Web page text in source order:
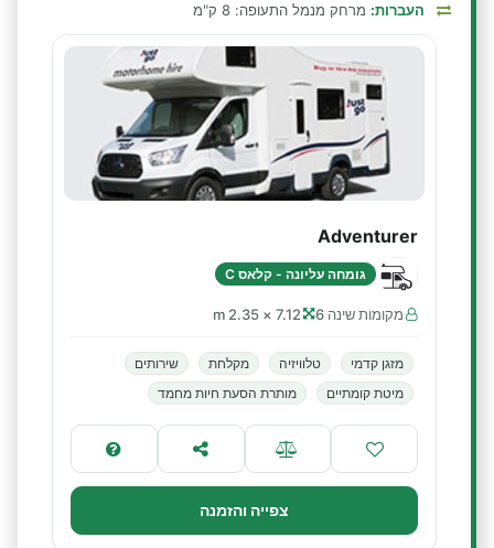
העברות: מרחק מנמל התעופה: 8 ק"מ
Adventurer
גומחה עליונה - קלאס C
מקומות שינה 6 7.12 × 2.35 m
מזגן קדמי טלוויזיה מקלחת
שירותים
מיטת קומתיים
מותרת הסעת חיות מחמד
צפייה והזמנה